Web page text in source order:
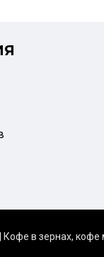
в зернах, кофе